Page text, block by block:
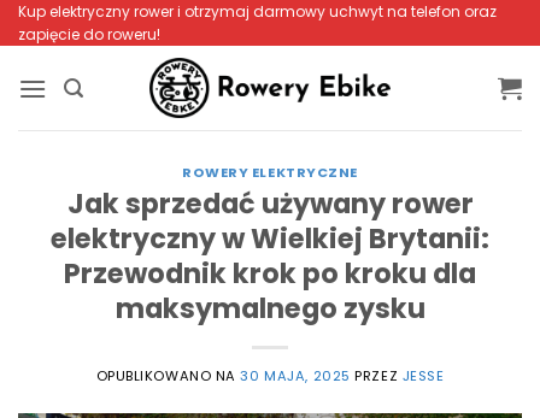
Przewiń
do
zawartości
Kup elektryczny rower i otrzymaj darmowy uchwyt na telefon oraz
zapięcie do roweru!
ROWERY ELEKTRYCZNE
Jak sprzedać używany rower
elektryczny w Wielkiej Brytanii:
Przewodnik krok po kroku dla
maksymalnego zysku
OPUBLIKOWANO NA30 MAJA, 2025 PRZEZ JESSE